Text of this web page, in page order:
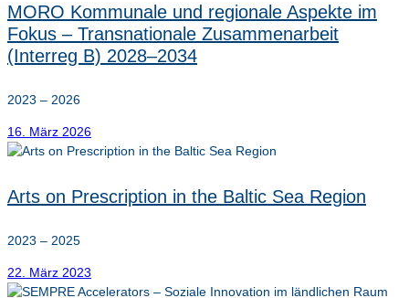
MORO Kommunale und regionale Aspekte im
Fokus – Transnationale Zusammenarbeit
(Interreg B) 2028–2034
2023 – 2026
16. März 2026
Arts on Prescription in the Baltic Sea Region
2023 – 2025
22. März 2023